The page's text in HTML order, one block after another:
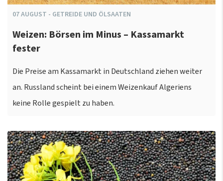
07AUGUST - GETREIDE UND ÖLSAATEN
Weizen: Börsen im Minus – Kassamarkt
fester
Die Preise am Kassamarkt in Deutschland ziehen weiter
an. Russland scheint bei einem Weizenkauf Algeriens
keine Rolle gespielt zu haben.